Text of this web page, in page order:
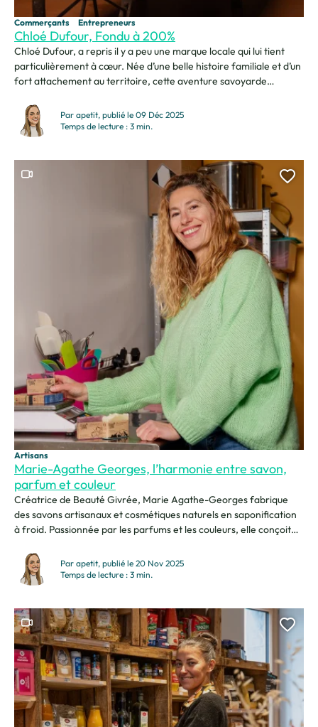
Chloé Dufour, Fondu à 200%
Commerçants Entrepreneurs
Chloé Dufour, a repris il y a peu une marque locale qui lui tient
particulièrement à cœur. Née d’une belle histoire familiale et d’un
fort attachement au territoire, cette aventure savoyarde
avec fierté pour faire rayonner ce projet… et une surprise arrive
bientôt à Scionzier ! Moi,...
Par apetit, publié le 09 Déc 2025
Temps de lecture : 3 min.
Marie-Agathe Georges, l’harmonie entre savon,
parfum et couleur
Artisans
Créatrice de Beauté Givrée, Marie Agathe-Georges fabrique
des savons artisanaux et cosmétiques naturels en saponification
à froid. Passionnée par les parfums et les couleurs, elle conçoit
économique des Lacs de Thyez, elle y trouve un soutien précieux
pour développer son activité. Bonjour, je m’appelle Marie...
Par apetit, publié le 20 Nov 2025
Temps de lecture : 3 min.
Ce contenu contient une vidéo
Ce contenu contient une vidéo